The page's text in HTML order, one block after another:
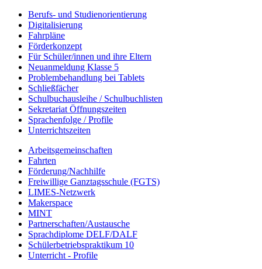
Berufs- und Studienorientierung
Digitalisierung
Fahrpläne
Förderkonzept
Für Schüler/innen und ihre Eltern
Neuanmeldung Klasse 5
Problembehandlung bei Tablets
Schließfächer
Schulbuchausleihe / Schulbuchlisten
Sekretariat Öffnungszeiten
Sprachenfolge / Profile
Unterrichtszeiten
Arbeitsgemeinschaften
Fahrten
Förderung/Nachhilfe
Freiwillige Ganztagsschule (FGTS)
LIMES-Netzwerk
Makerspace
MINT
Partnerschaften/Austausche
Sprachdiplome DELF/DALF
Schülerbetriebspraktikum 10
Unterricht - Profile